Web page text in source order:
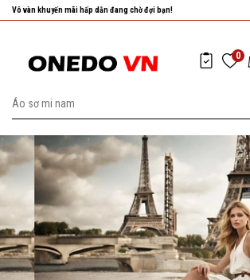
Vô vàn khuyến mãi hấp dẫn đang chờ đợi bạn!
0